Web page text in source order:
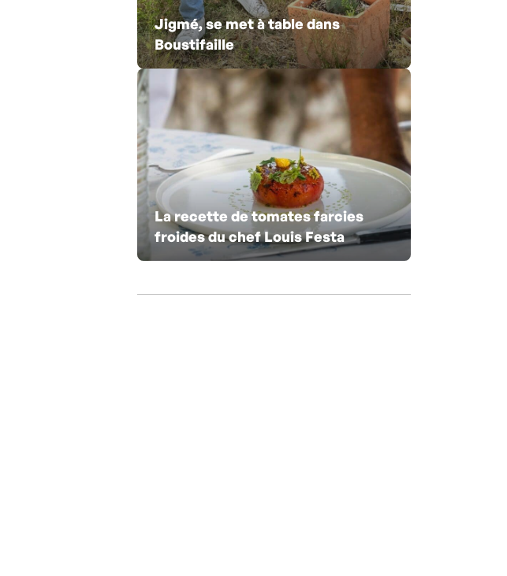
Jigmé, se met à table dans
Boustifaille
La recette de tomates farcies
froides du chef Louis Festa